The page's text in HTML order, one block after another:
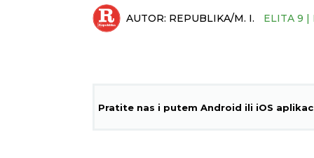
AUTOR: REPUBLIKA/M. I. ELITA 9 |
Pratite nas i putem Android ili iOS